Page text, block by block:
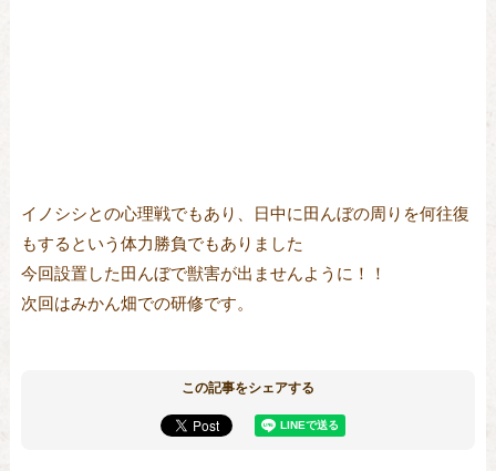
イノシシとの心理戦でもあり、日中に田んぼの周りを何往復
もするという体力勝負でもありました
今回設置した田んぼで獣害が出ませんように！！
次回はみかん畑での研修です。
この記事をシェアする